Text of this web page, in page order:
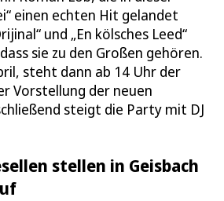
einen echten Hit gelandet
und „En kölsches Leed“
sie zu den Großen gehören.
steht dann ab 14 Uhr der
Vorstellung der neuen
steigt die Party mit DJ
stellen in Geisbach